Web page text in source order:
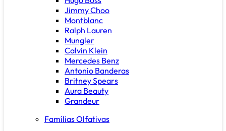
Jimmy Choo
Montblanc
Ralph Lauren
Mungler
Calvin Klein
Mercedes Benz
Antonio Banderas
Britney Spears
Aura Beauty
Grandeur
Famílias Olfativas